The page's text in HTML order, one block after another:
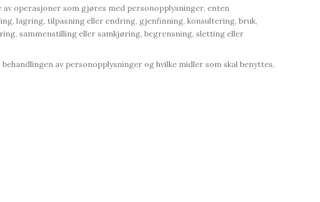
operasjoner som gjøres med personopplysninger, enten
lagring, tilpasning eller endring, gjenfinning, konsultering, bruk,
sammenstilling eller samkjøring, begrensning, sletting eller
av personopplysninger og hvilke midler som skal benyttes,